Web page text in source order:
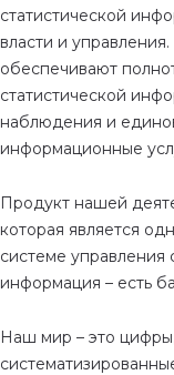
статистической
власти и
обеспечивают
статистической
наблюдения и
информационные
Продукт нашей
которая является
системе управления
информация – есть
Наш мир – это